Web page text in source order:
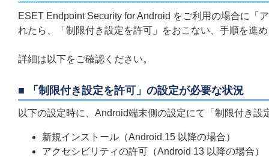
ESET Endpoint Security for Android をご利用の場合に「
れたら、「制限付き設定を許可」をおこない、手順を進
詳細は以下をご確認ください。
■ 「制限付き設定を許可」の設定が必要な状況
以下の設定時に、Android端末側の設定にて「制限付き設
新規インストール（Android 15 以降の場合）
アクセシビリティの許可（Android 13 以降の場合）